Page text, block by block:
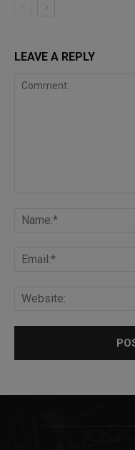
LEAVE A REPLY